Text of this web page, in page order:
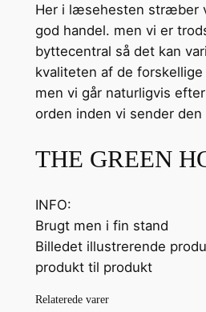
R
N
E
T
(
B
U
-
R
A
Y
a
Her i læsehesten stræber
god handel. men vi er
byttecentral så det kan
kvaliteten af de
men vi går naturligvis
orden inden vi sender
THE GREEN
INFO:
Brugt men i fin stand
Billedet illustrerende
produkt til produkt
Relaterede varer